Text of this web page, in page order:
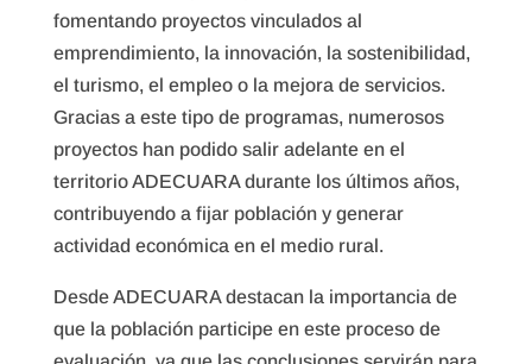
fomentando proyectos vinculados al
emprendimiento, la innovación, la sostenibilidad,
el turismo, el empleo o la mejora de servicios.
Gracias a este tipo de programas, numerosos
proyectos han podido salir adelante en el
territorio ADECUARA durante los últimos años,
contribuyendo a fijar población y generar
actividad económica en el medio rural.
Desde ADECUARA destacan la importancia de
que la población participe en este proceso de